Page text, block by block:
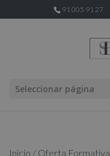
91 005 91 27
Seleccionar página
Inicio / Oferta Formativa